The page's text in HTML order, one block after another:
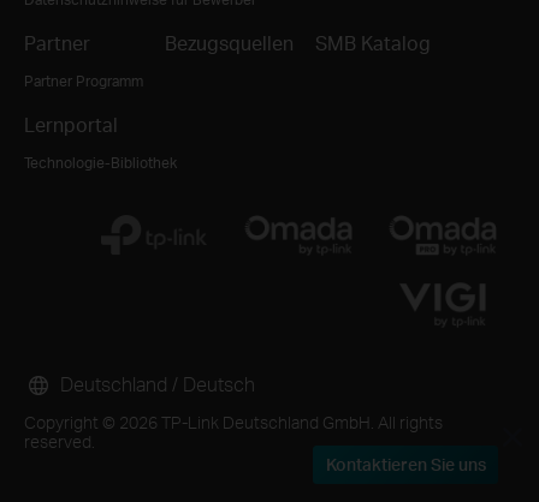
Partner
Partner Programm
Bezugsquellen SMB Katalog
Lernportal
Technologie-Bibliothek
Copyright © 2026 TP-Link Deutschland GmbH. All rights
reserved.
Deutschland / Deutsch
Kontaktieren Sie uns